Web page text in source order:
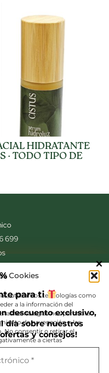
Cookies
utilizamos tecnologías como
a la información del
tecnologías nos permitirá
de navegación o las
No consentir o retirar el
a ciertas
para ti
descuento exclusivo,
día sobre nuestros
y consejos!
HIDRATANTE
· TODO TIPO DE
699
en el
CONTACTAR